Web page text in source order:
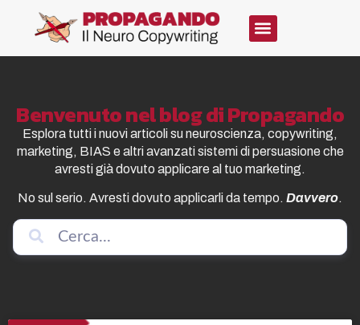
Benvenuto nel blog di Propagando
Esplora tutti i nuovi articoli su neuroscienza, copywriting,
marketing, BIAS e altri avanzati sistemi di persuasione che
avresti già dovuto applicare al tuo marketing.
No sul serio. Avresti dovuto applicarli da tempo. Davvero.